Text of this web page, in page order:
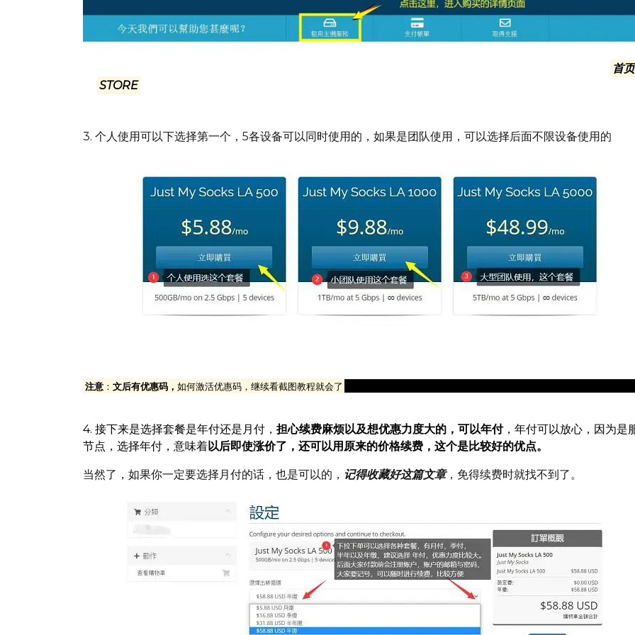
首页
STORE
3. 个人使用可以下选择第一个，5各设备可以同时使用的，如果是团队使用，可以选择后面不限设备使用的
注意： 文后有优惠码， 如何激活优惠码，继续看截图教程就会了
4. 接下来是选择套餐是年付还是月付， 担心续费麻烦以及想优惠力度大的，可以年付，年付可以放心，因为是
节点，选择年付，意味着以后即使涨价了，还可以用原来的价格续费，这个是比较好的优点。
当然了，如果你一定要选择月付的话，也是可以的， 记得收藏好这篇文章，免得续费时就找不到了。